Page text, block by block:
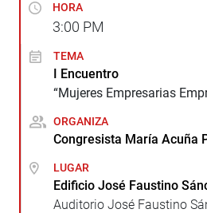
HORA
3:00 PM
TEMA
I Encuentro
“Mujeres Empresarias
ORGANIZA
Congresista María Acuña
LUGAR
Edificio José Faustino
Auditorio José Faustino